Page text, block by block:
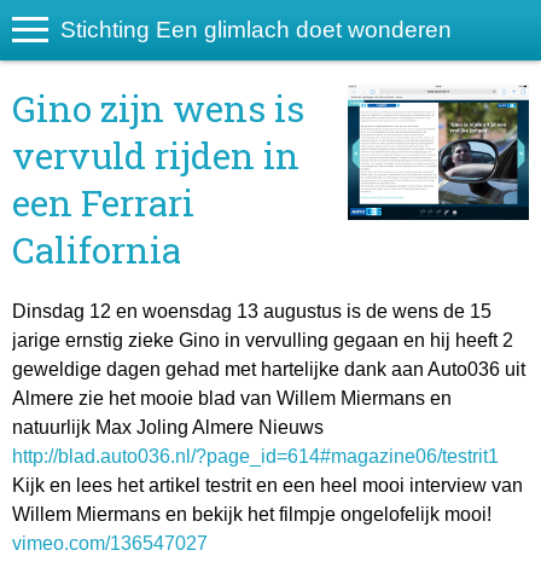
Stichting Een glimlach doet wonderen
Gino zijn wens is
vervuld rijden in
een Ferrari
California
Dinsdag 12 en woensdag 13 augustus is de wens de 15
jarige ernstig zieke Gino in vervulling gegaan en hij heeft 2
geweldige dagen gehad met hartelijke dank aan Auto036 uit
Almere zie het mooie blad van Willem Miermans en
natuurlijk Max Joling Almere Nieuws
http://blad.auto036.nl/?page_id=614#magazine06/testrit1
Kijk en lees het artikel testrit en een heel mooi interview van
Willem Miermans en bekijk het filmpje ongelofelijk mooi!
vimeo.com/136547027